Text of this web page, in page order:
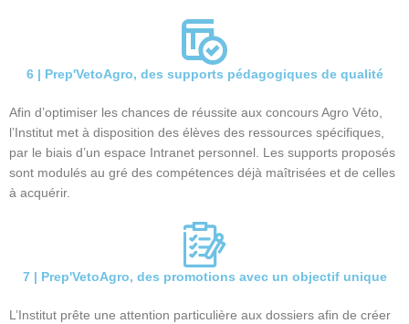
6 | Prep'VetoAgro, des supports pédagogiques de qualité
Afin d’optimiser les chances de réussite aux concours Agro Véto,
l’Institut met à disposition des élèves des ressources spécifiques,
par le biais d’un espace Intranet personnel. Les supports proposés
sont modulés au gré des compétences déjà maîtrisées et de celles
à acquérir.
7 | Prep'VetoAgro, des promotions avec un objectif unique
L’Institut prête une attention particulière aux dossiers afin de créer